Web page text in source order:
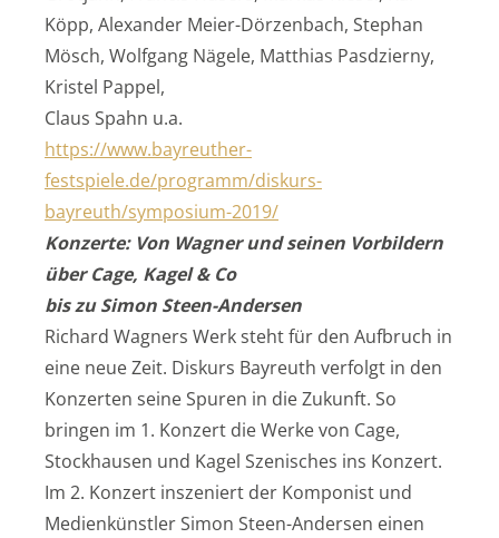
Köpp, Alexander Meier-Dörzenbach, Stephan
Mösch, Wolfgang Nägele, Matthias Pasdzierny,
Kristel Pappel,
Claus Spahn u.a.
https://www.bayreuther-
festspiele.de/programm/diskurs-
bayreuth/symposium-2019/
Konzerte: Von Wagner und seinen Vorbildern
über Cage, Kagel & Co
bis zu Simon Steen-Andersen
Richard Wagners Werk steht für den Aufbruch in
eine neue Zeit. Diskurs Bayreuth verfolgt in den
Konzerten seine Spuren in die Zukunft. So
bringen im 1. Konzert die Werke von Cage,
Stockhausen und Kagel Szenisches ins Konzert.
Im 2. Konzert inszeniert der Komponist und
Medienkünstler Simon Steen-Andersen einen